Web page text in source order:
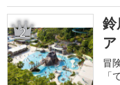
2
冒
「